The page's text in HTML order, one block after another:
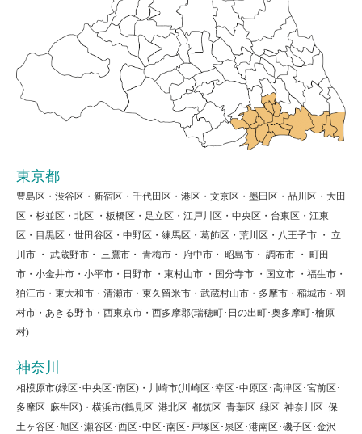
東京都
豊島区・渋谷区・新宿区・千代田区・港区・文京区・墨田区・品川区・大田
区・杉並区・北区 ・板橋区・足立区・江戸川区・中央区・台東区・江東
区・目黒区・世田谷区・中野区・練馬区・葛飾区・荒川区・八王子市 ・ 立
川市 ・ 武蔵野市・ 三鷹市・ 青梅市・ 府中市・ 昭島市・ 調布市 ・ 町田
市・小金井市・小平市・日野市 ・東村山市 ・国分寺市 ・国立市 ・福生市・
狛江市・東大和市・清瀬市・東久留米市・武蔵村山市・多摩市・稲城市・羽
村市・あきる野市・西東京市・西多摩郡(瑞穂町･日の出町･奥多摩町･檜原
村)
神奈川
相模原市(緑区･中央区･南区)・川崎市(川崎区･幸区･中原区･高津区･宮前区･
多摩区･麻生区)・横浜市(鶴見区･港北区･都筑区･青葉区･緑区･神奈川区･保
土ヶ谷区･旭区･瀬谷区･西区･中区･南区･戸塚区･泉区･港南区･磯子区･金沢